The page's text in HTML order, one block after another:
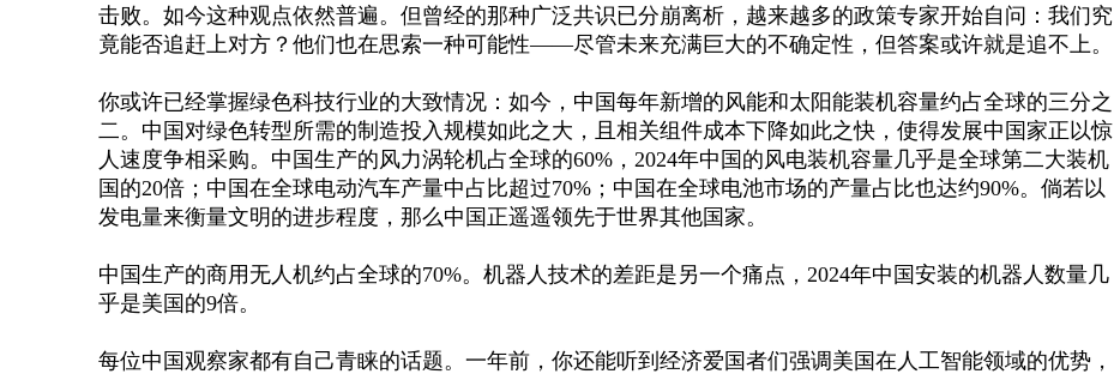
击败。如今这种观点依然普遍。但曾经的那种广泛共识已分崩离析，越来越多的政策专家开始自问：我们究
竟能否追赶上对方？他们也在思索一种可能性——尽管未来充满巨大的不确定性，但答案或许就是追不上。
你或许已经掌握绿色科技行业的大致情况：如今，中国每年新增的风能和太阳能装机容量约占全球的三分之
二。中国对绿色转型所需的制造投入规模如此之大，且相关组件成本下降如此之快，使得发展中国家正以惊
人速度争相采购。中国生产的风力涡轮机占全球的60%，2024年中国的风电装机容量几乎是全球第二大装机
国的20倍；中国在全球电动汽车产量中占比超过70%；中国在全球电池市场的产量占比也达约90%。倘若以
发电量来衡量文明的进步程度，那么中国正遥遥领先于世界其他国家。
中国生产的商用无人机约占全球的70%。机器人技术的差距是另一个痛点，2024年中国安装的机器人数量几
乎是美国的9倍。
每位中国观察家都有自己青睐的话题。一年前，你还能听到经济爱国者们强调美国在人工智能领域的优势，